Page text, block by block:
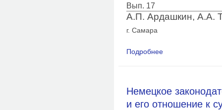
Вып. 17
А.П. Ардашкин, А.А.
г. Самара
Подробнее
Немецкое
и его отношение к